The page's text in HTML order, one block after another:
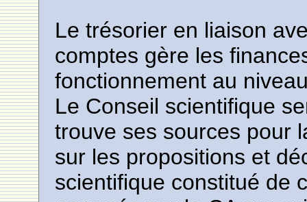
Le trésorier en liaison
comptes gère les
fonctionnement au
Le Conseil scientifique
trouve ses sources pour
sur les propositions et
scientifique constitué de